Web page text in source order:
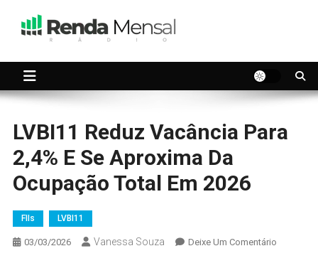
LVBI11 Reduz Vacância Para
2,4% E Se Aproxima Da
Ocupação Total Em 2026
FIIs LVBI11
03/03/2026 Vanessa Souza Deixe Um ComentárioOn